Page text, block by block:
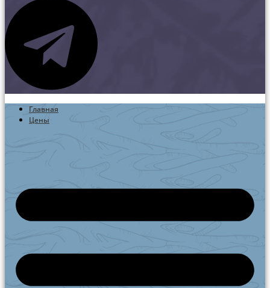
Главная
Цены